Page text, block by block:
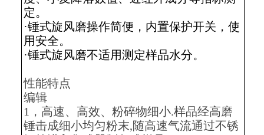
定。
·锤式旋风磨操作简便，内置保护开关，使
用安全。
·锤式旋风磨不适用测定样品水分。
性能特点
编辑
1，高速、高效、粉碎物细小.样品经高磨
锤击成细小均匀粉末,随高速气流通过不锈